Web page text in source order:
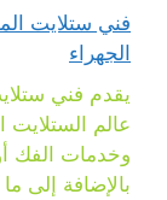
الجهراء
يقدم فني
عالم الستلايت
وخدمات الفك
بالإضافة إلى